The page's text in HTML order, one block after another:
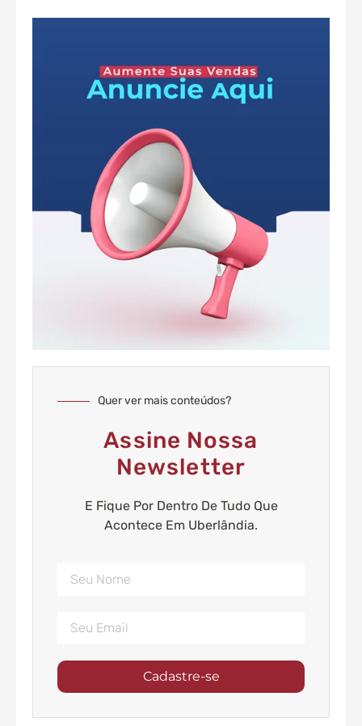
Quer ver mais conteúdos?
Assine Nossa
Newsletter
E Fique Por Dentro De Tudo Que
Acontece Em Uberlândia.
Cadastre-se